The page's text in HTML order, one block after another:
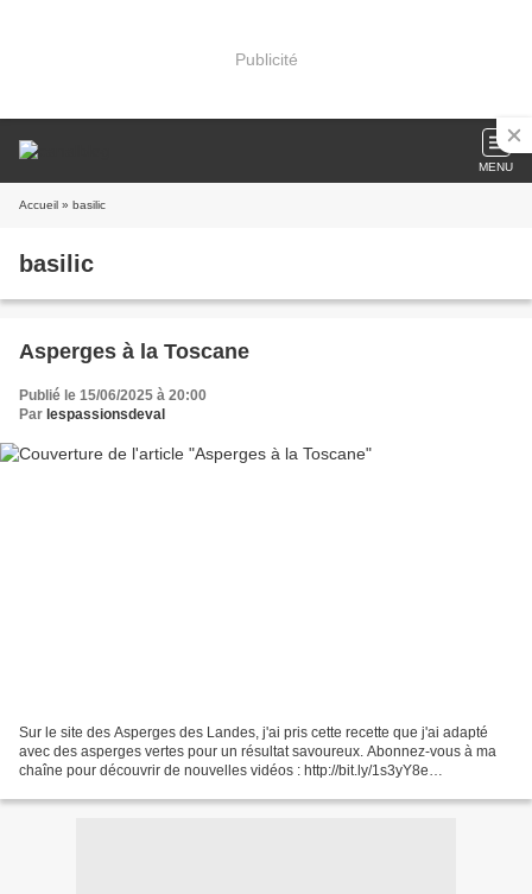
Publicité
MENU
Accueil » basilic
basilic
Asperges à la Toscane
Publié le 15/06/2025 à 20:00
Par lespassionsdeval
Sur le site des Asperges des Landes, j'ai pris cette recette que j'ai adapté
avec des asperges vertes pour un résultat savoureux. Abonnez-vous à ma
chaîne pour découvrir de nouvelles vidéos : http://bit.ly/1s3yY8e